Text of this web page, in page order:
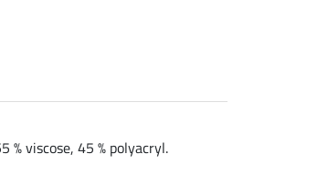
viscose, 45 % polyacryl.